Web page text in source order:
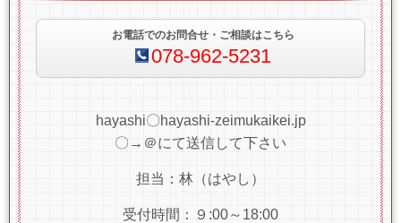
お電話でのお問合せ・ご相談はこちら
078-962-5231
hayashi〇hayashi-zeimukaikei.jp
〇→＠にて送信して下さい
担当：林（はやし）
受付時間：９:00～18:00